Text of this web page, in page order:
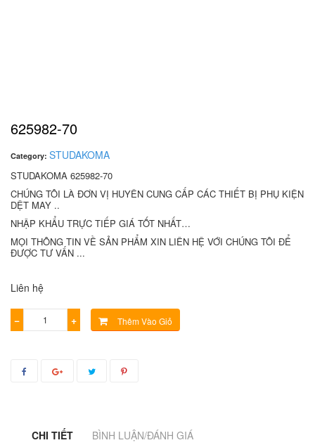
625982-70
Category: STUDAKOMA
STUDAKOMA 625982-70
CHÚNG TÔI LÀ ĐƠN VỊ HUYÊN CUNG CẤP CÁC THIẾT BỊ PHỤ KIỆN
DỆT MAY ..
NHẬP KHẨU TRỰC TIẾP GIÁ TỐT NHẤT…
MỌI THÔNG TIN VỀ SẢN PHẨM XIN LIÊN HỆ VỚI CHÚNG TÔI ĐỂ
ĐƯỢC TƯ VẤN ...
Liên hệ
− + Thêm Vào Giỏ
CHI TIẾT BÌNH LUẬN/ĐÁNH GIÁ